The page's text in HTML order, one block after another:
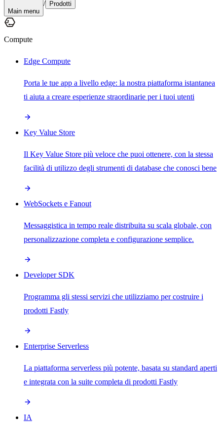
Main menu
/ Prodotti
Compute
Edge Compute
Porta le tue app a livello edge: la nostra piattaforma istantanea
ti aiuta a creare esperienze straordinarie per i tuoi utenti
Key Value Store
Il Key Value Store più veloce che puoi ottenere, con la stessa
facilità di utilizzo degli strumenti di database che conosci bene
WebSockets e Fanout
Messaggistica in tempo reale distribuita su scala globale, con
personalizzazione completa e configurazione semplice.
Developer SDK
Programma gli stessi servizi che utilizziamo per costruire i
prodotti Fastly
Enterprise Serverless
La piattaforma serverless più potente, basata su standard aperti
e integrata con la suite completa di prodotti Fastly
IA